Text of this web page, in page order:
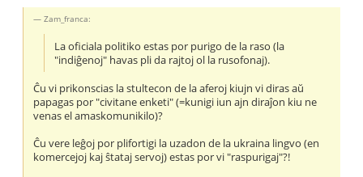
Zam_franca:
La oficiala politiko estas por purigo de la raso (la
"indiĝenoj" havas pli da rajtoj ol la rusofonaj).
Ĉu vi prikonscias la stultecon de la aferoj kiujn vi diras aŭ
papagas por "civitane enketi" (=kunigi iun ajn diraĵon kiu ne
venas el amaskomunikilo)?
Ĉu vere leĝoj por plifortigi la uzadon de la ukraina lingvo (en
komercejoj kaj ŝtataj servoj) estas por vi "raspurigaj"?!